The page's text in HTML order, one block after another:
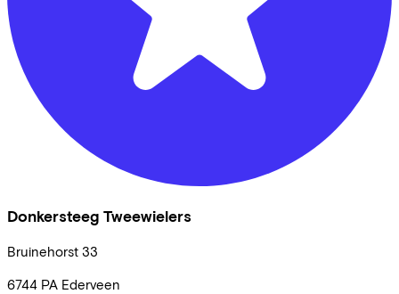
Donkersteeg Tweewielers
Bruinehorst 33
6744 PA Ederveen